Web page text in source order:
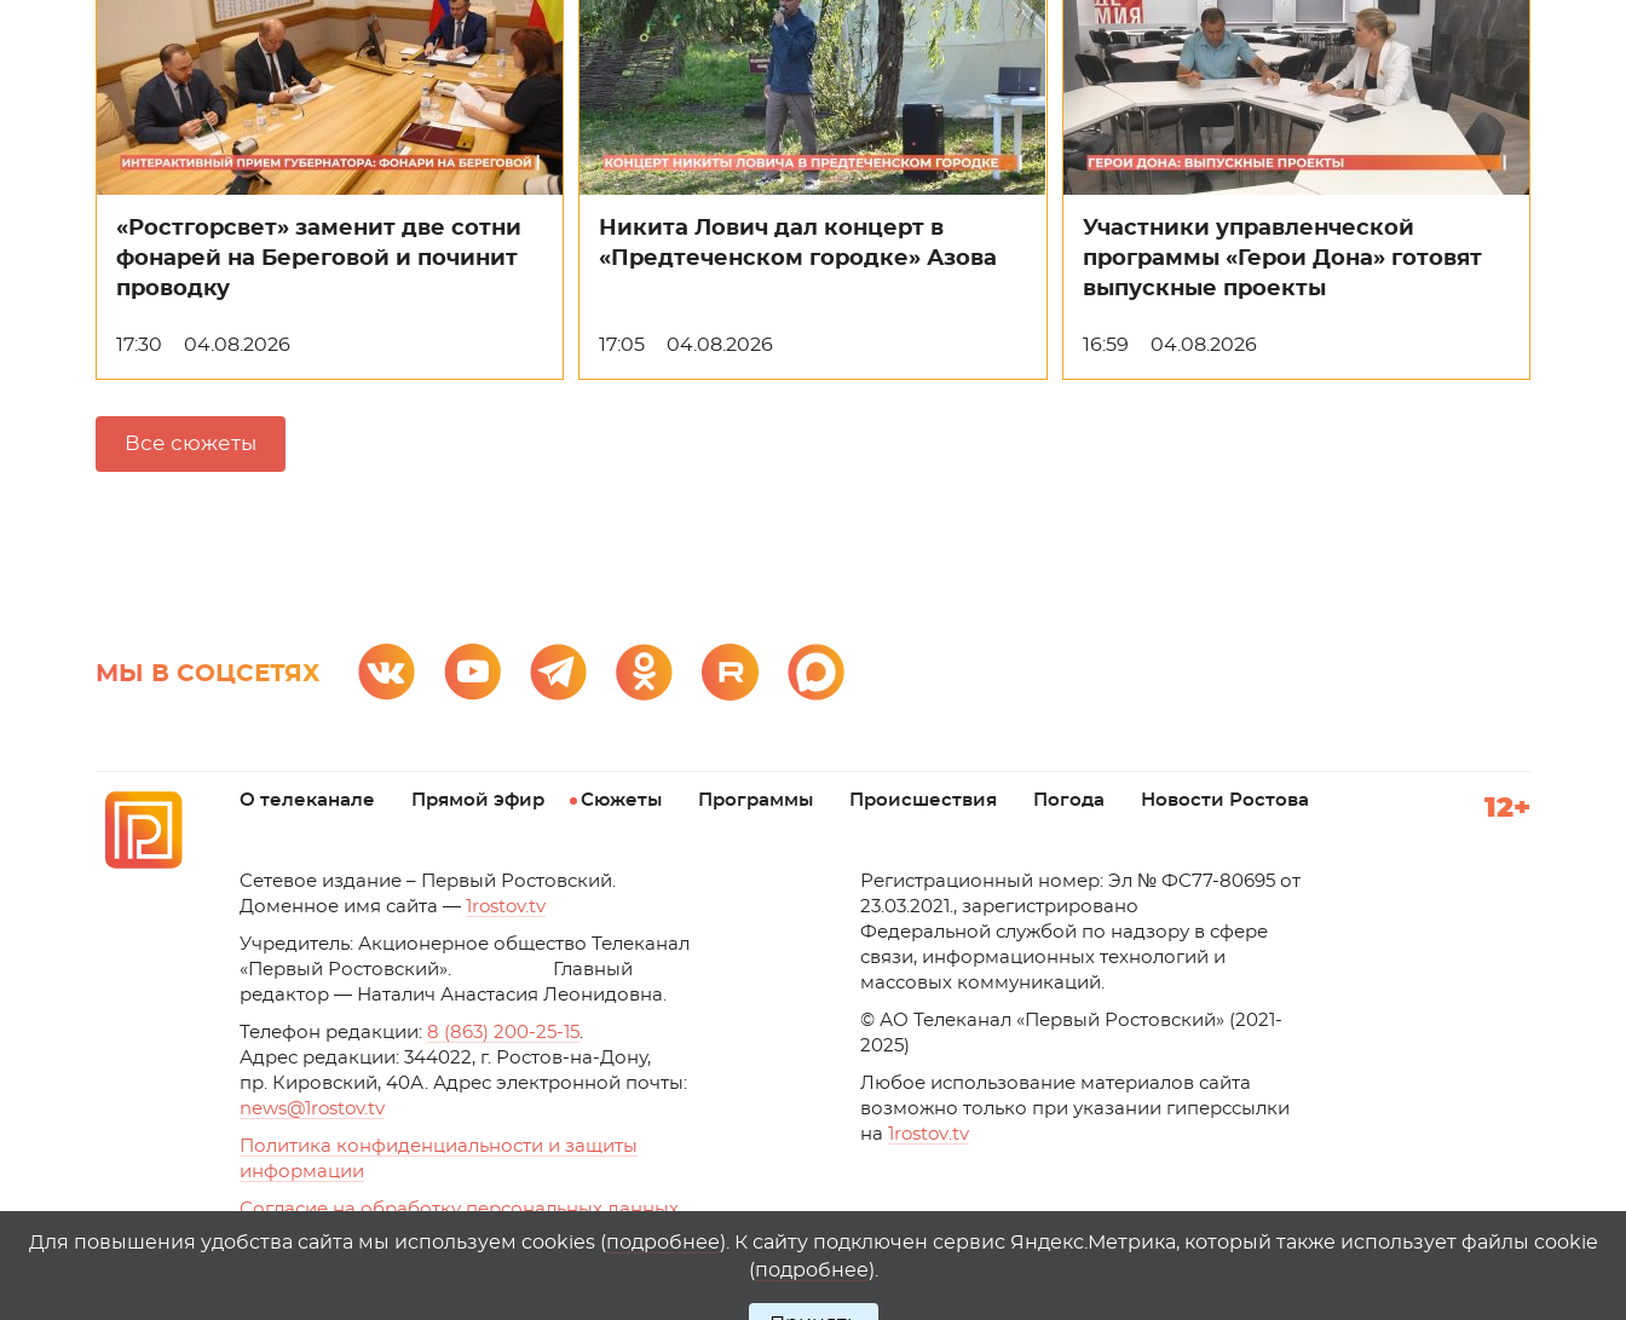
«Ростгорсвет» заменит две сотни
фонарей на Береговой и починит
проводку
17:30 04.08.2026
Никита Лович дал концерт в
«Предтеченском городке» Азова
17:05 04.08.2026
Участники управленческой
программы «Герои Дона» готовят
выпускные проекты
16:59 04.08.2026
Все сюжеты
МЫ В СОЦСЕТЯХ
О телеканале Прямой эфир Сюжеты Программы Происшествия Погода Новости Ростова 12+
Cетевое издание – Первый Ростовский.
Доменное имя сайта —
1rostov.tv
Учредитель: Акционерное общество Телеканал
«Первый Ростовский». Главный
редактор — Наталич Анастасия Леонидовна.
Телефон редакции: 8 (863) 200-25-15.
Адрес редакции: 344022, г. Ростов-на-Дону,
пр. Кировский, 40А. Адрес электронной почты:
news@1rostov.tv
Политика конфиденциальности и защиты
информации
Согласие на обработку персональных данных
с помощью сервисов Yandex.Metrika, top.mail.ru
Регистрационный номер: Эл № ФС77-80695 от
23.03.2021., зарегистрировано
Федеральной службой по надзору в сфере
связи, информационных технологий и
массовых коммуникаций.
© АО Телеканал «Первый Ростовский» (2021-
2025)
Любое использование материалов сайта
возможно только при указании гиперссылки
на
rostov.tv
Для повышения удобства сайта мы используем cookies (подробнее). К сайту подключен сервис Яндекс.Метрика, который также использует файлы cookie
(подробнее).